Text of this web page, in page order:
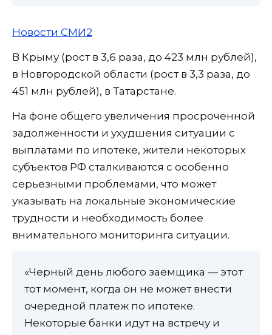
Новости СМИ2
В Крыму (рост в 3,6 раза, до 423 млн рублей),
в Новгородской области (рост в 3,3 раза, до
451 млн рублей), в Татарстане.
На фоне общего увеличения просроченной
задолженности и ухудшения ситуации с
выплатами по ипотеке, жители некоторых
субъектов РФ сталкиваются с особенно
серьезными проблемами, что может
указывать на локальные экономические
трудности и необходимость более
внимательного мониторинга ситуации.
«Черный день любого заемщика — этот
тот момент, когда он не может внести
очередной платеж по ипотеке.
Некоторые банки идут на встречу и